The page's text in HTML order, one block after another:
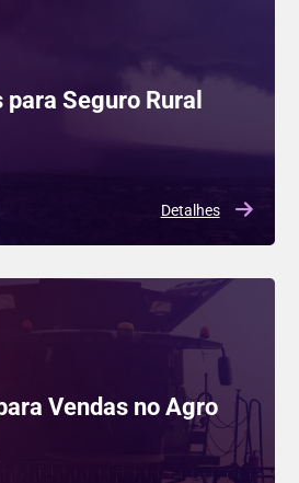
Seguro Rural
Detalhes
Vendas no Agro